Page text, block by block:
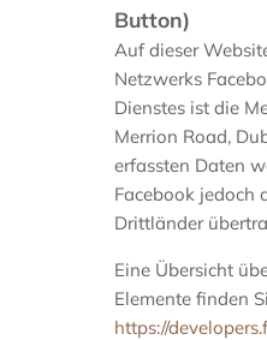
Button)
Auf dieser
Netzwerks
Dienstes ist die
Merrion Road,
erfassten Daten
Facebook jedoch
Drittländer
Eine Übersicht
Elemente finden
https://